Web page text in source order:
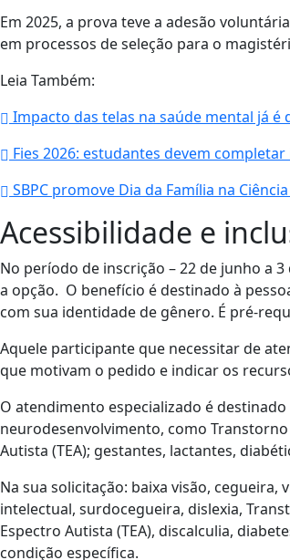
Em 2025, a prova teve a adesão
em processos de seleção para o
Leia Também:
Impacto das telas na saúde mental já é
Fies 2026: estudantes devem
SBPC promove Dia da Família na
Acessibilidade e
No período de inscrição – 22 de junho a
a opção. O benefício é destinado à
com sua identidade de gênero. É pré-
Aquele participante que necessitar de
que motivam o pedido e indicar os
O atendimento especializado é
neurodesenvolvimento, como
Autista (TEA); gestantes, lactantes,
Na sua solicitação: baixa visão,
intelectual, surdocegueira, dislexia,
Espectro Autista (TEA), discalculia,
condição específica.